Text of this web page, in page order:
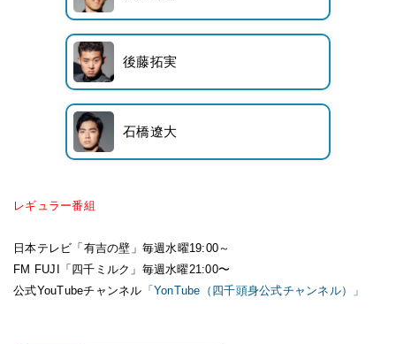
後藤拓実
石橋遼大
レギュラー番組
日本テレビ「有吉の壁」毎週水曜19:00～
FM FUJI「四千ミルク」毎週水曜21:00〜
公式YouTubeチャンネル 「YonTube（四千頭身公式チャンネル）」